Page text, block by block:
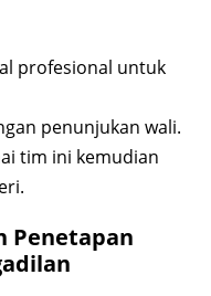
profesional untuk
penunjukan wali.
tim ini kemudian
Penetapan